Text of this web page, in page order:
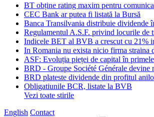
BT obține rating maxim pentru
CEC Bank ar putea fi listată la Bursă
Banca Transilvania distribuie dividende
Regulamentul A.S.F. privind locurile de
Indicele BET al BVB a crescut cu 21%
In Romania nu exista nicio firma straina
ASF: Evoluția pieței de capital în
BRD - Groupe Société Générale devine
BRD plateste dividende din profitul
Obligatiunile BCR, listate la BVB
Vezi toate stirile
English Contact